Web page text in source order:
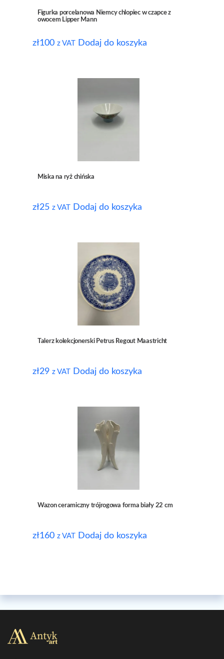
Figurka porcelanowa Niemcy chlopiec w czapce z
owocem Lipper Mann
zł100 z VAT Dodaj do koszyka
Miska na ryż chińska
zł25 z VAT Dodaj do koszyka
Talerz kolekcjonerski Petrus Regout Maastricht
zł29 z VAT Dodaj do koszyka
Wazon ceramiczny trójrogowa forma biały 22 cm
zł160 z VAT Dodaj do koszyka